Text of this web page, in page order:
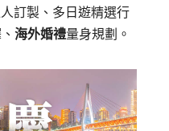
訂製、多日遊精選行
海外婚禮量身規劃。